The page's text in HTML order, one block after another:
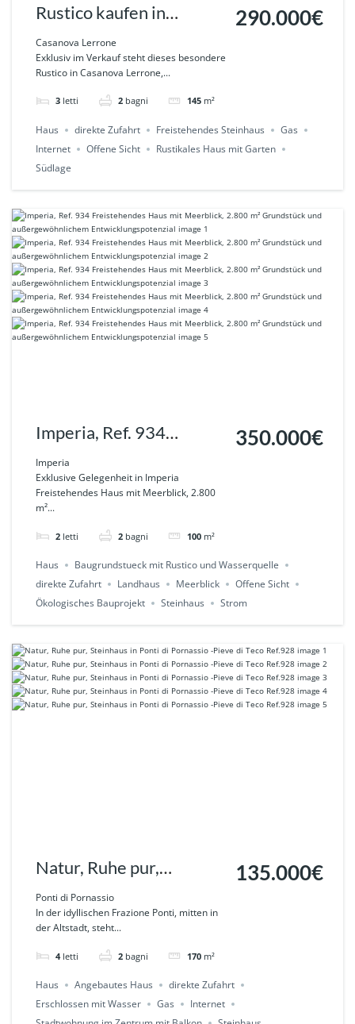
Rustico kaufen in
Ligurien – einzigartiges
Naturanwesen in
Casanova Lerrone mit
Privatsphäre Ref. 935
Casanova Lerrone
Exklusiv im Verkauf steht dieses besondere
Rustico in Casanova Lerrone,...
3 letti 2 bagni 145 m²
290.000€
Haus direkte Zufahrt Freistehendes Steinhaus
Gas
Internet
Offene Sicht
Rustikales Haus mit Garten
Südlage
Imperia, Ref. 934
Freistehendes Haus mit
Meerblick, 2.800 m²
Grundstück und
außergewöhnlichem
Entwicklungspotenzial
Imperia
Exklusive Gelegenheit in Imperia
Freistehendes Haus mit Meerblick, 2.800
m²...
2 letti 2 bagni 100 m²
350.000€
Haus
Baugrundstueck mit Rustico und Wasserquelle
direkte Zufahrt
Landhaus Meerblick
Offene Sicht
Ökologisches Bauprojekt
Steinhaus Strom
Natur, Ruhe pur,
Steinhaus in Ponti di
Pornassio -Pieve di Teco
Ref.928
Ponti di Pornassio
In der idyllischen Frazione Ponti, mitten in
der Altstadt, steht...
4 letti 2 bagni 170 m²
135.000€
Haus Angebautes Haus
direkte Zufahrt
Erschlossen mit Wasser
Gas
Internet